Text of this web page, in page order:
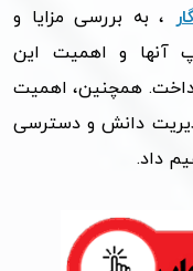
، به بررسی مزایا و
آنها و اهمیت این
همچنین، اهمیت
دانش و دسترسی
داد.